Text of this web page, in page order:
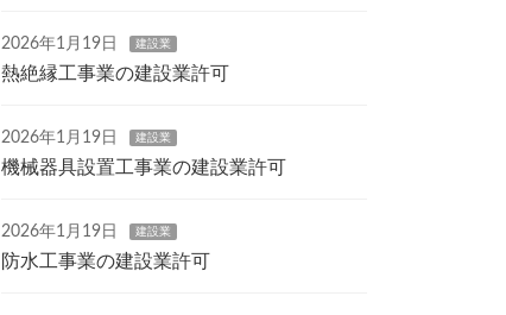
2026年1月19日 建設業
熱絶縁工事業の建設業許可
2026年1月19日 建設業
機械器具設置工事業の建設業許可
2026年1月19日 建設業
防水工事業の建設業許可